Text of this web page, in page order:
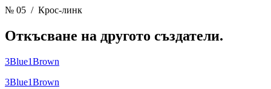
№ 05 / Крос-линк
Откъсване на другото създатели.
3Blue1Brown
3Blue1Brown